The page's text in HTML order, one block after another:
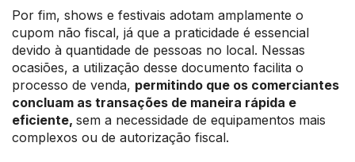
Por fim, shows e festivais adotam amplamente o
cupom não fiscal, já que a praticidade é essencial
devido à quantidade de pessoas no local. Nessas
ocasiões, a utilização desse documento facilita o
processo de venda, permitindo que os comerciantes
concluam as transações de maneira rápida e
eficiente, sem a necessidade de equipamentos mais
complexos ou de autorização fiscal.